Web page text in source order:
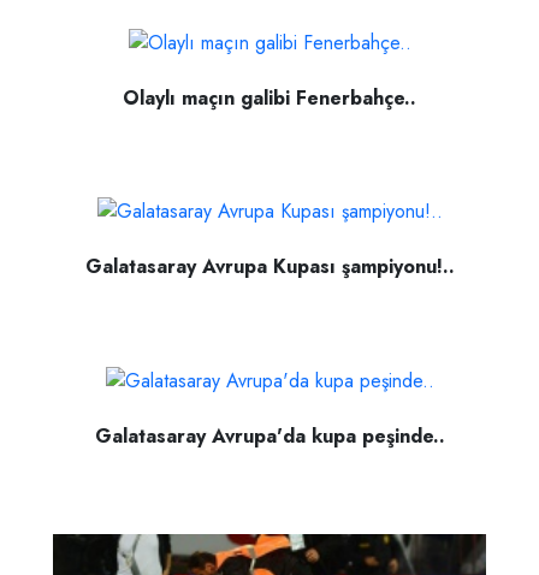
Olaylı maçın galibi Fenerbahçe..
Galatasaray Avrupa Kupası şampiyonu!..
Galatasaray Avrupa'da kupa peşinde..